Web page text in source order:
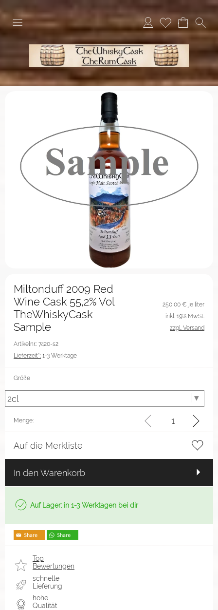
Miltonduff 2009 Red
Wine Cask 55,2% Vol
TheWhiskyCask
Sample
Artikelnr.: 7420-s2
Lieferzeit*: 1-3 Werktage
250,00 € je liter
inkl. 19% MwSt.
zzgl. Versand
Größe
Menge:
Auf die Merkliste
In den Warenkorb
Auf Lager: in 1-3 Werktagen bei dir
Top
Bewertungen
schnelle
Lieferung
hohe
Qualität